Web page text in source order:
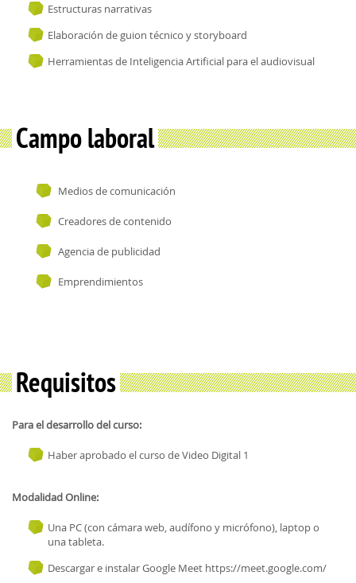
Estructuras narrativas
Elaboración de guion técnico y storyboard
Herramientas de Inteligencia Artificial para el audiovisual
Campo laboral
Medios de comunicación
Creadores de contenido
Agencia de publicidad
Emprendimientos
Requisitos
Para el desarrollo del curso:
Haber aprobado el curso de Video Digital 1
Modalidad Online:
Una PC (con cámara web, audífono y micrófono), laptop o
una tableta.
Descargar e instalar Google Meet https://meet.google.com/